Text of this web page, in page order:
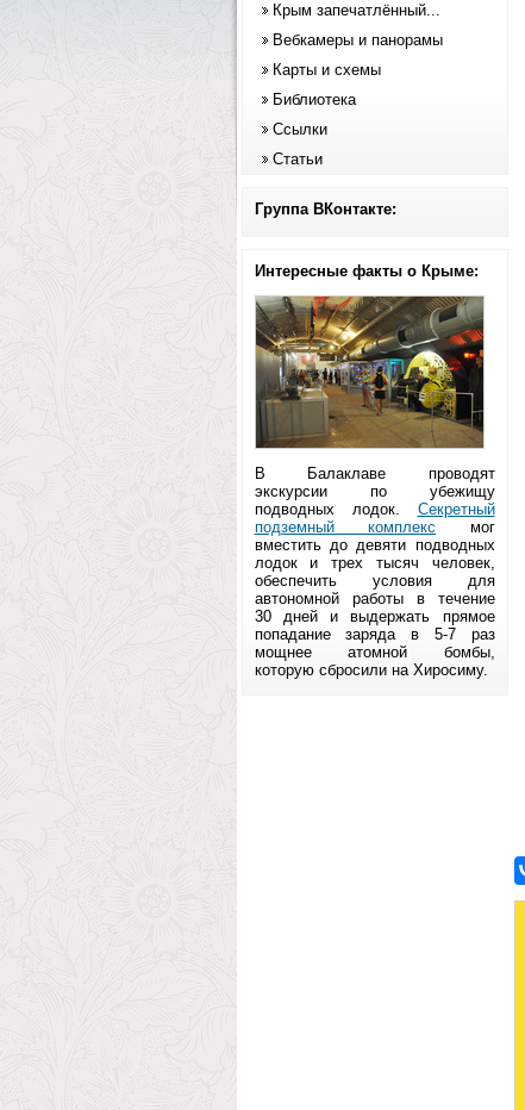
Крым запечатлённый...
Вебкамеры и панорамы
Карты и схемы
Библиотека
Ссылки
Статьи
Группа ВКонтакте:
Интересные факты о Крыме:
В Балаклаве проводят
экскурсии по убежищу
подводных лодок. Секретный
подземный комплекс мог
вместить до девяти подводных
лодок и трех тысяч человек,
обеспечить условия для
автономной работы в течение
30 дней и выдержать прямое
попадание заряда в 5-7 раз
мощнее атомной бомбы,
которую сбросили на Хиросиму.